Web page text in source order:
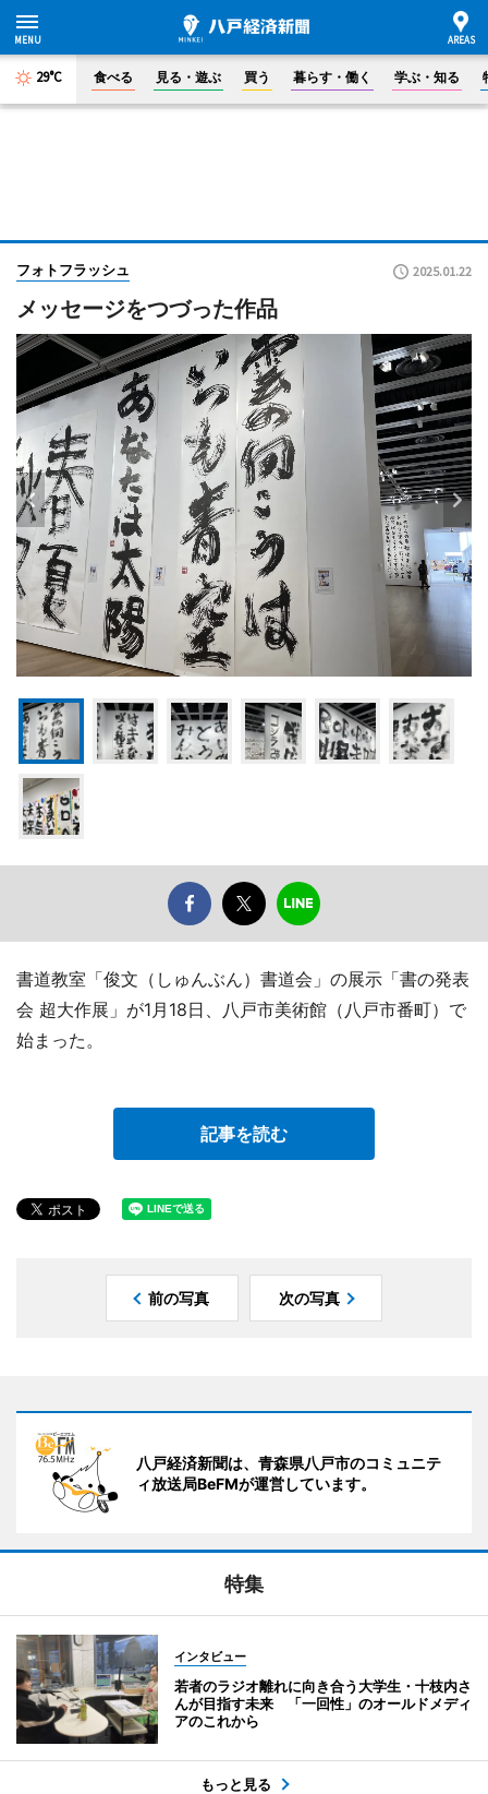
29°C 食べる 見る・遊ぶ 買う 暮らす・働く 学ぶ・知る
フォトフラッシュ 2025.01.22
メッセージをつづった作品
書道教室「俊文（しゅんぶん）書道会」の展示「書の発表
会 超大作展」が1月18日、八戸市美術館（八戸市番町）で
始まった。
記事を読む
前の写真 次の写真
八戸経済新聞は、青森県八戸市のコミュニテ
ィ放送局BeFMが運営しています。
特集
インタビュー
若者のラジオ離れに向き合う大学生・十枝内さ
んが目指す未来 「一回性」のオールドメディ
アのこれから
もっと見る